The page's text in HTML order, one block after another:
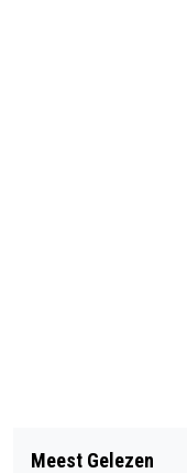
UNIEK
Meest Gelezen